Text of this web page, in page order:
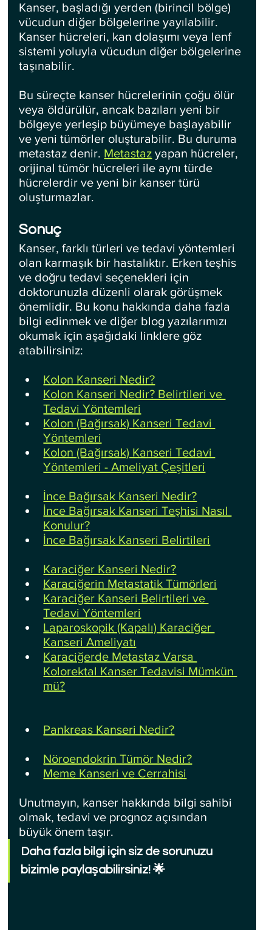
Kanser, başladığı yerden (birincil bölge)
vücudun diğer bölgelerine yayılabilir.
Kanser hücreleri, kan dolaşımı veya lenf
sistemi yoluyla vücudun diğer bölgelerine
taşınabilir.
Bu süreçte kanser hücrelerinin çoğu ölür
veya öldürülür, ancak bazıları yeni bir
bölgeye yerleşip büyümeye başlayabilir
ve yeni tümörler oluşturabilir. Bu duruma
metastaz denir. Metastaz yapan hücreler,
orijinal tümör hücreleri ile aynı türde
hücrelerdir ve yeni bir kanser türü
oluşturmazlar.
Sonuç
Kanser, farklı türleri ve tedavi yöntemleri
olan karmaşık bir hastalıktır. Erken teşhis
ve doğru tedavi seçenekleri için
doktorunuzla düzenli olarak görüşmek
önemlidir. Bu konu hakkında daha fazla
bilgi edinmek ve diğer blog yazılarımızı
okumak için aşağıdaki linklere göz
atabilirsiniz:
Kolon Kanseri Nedir?
Kolon Kanseri Nedir? Belirtileri ve
Tedavi Yöntemleri
Kolon (Bağırsak) Kanseri Tedavi
Yöntemleri
Kolon (Bağırsak) Kanseri Tedavi
Yöntemleri - Ameliyat Çeşitleri
İnce Bağırsak Kanseri Nedir?
İnce Bağırsak Kanseri Teşhisi Nasıl
Konulur?
İnce Bağırsak Kanseri Belirtileri
Karaciğer Kanseri Nedir?
Karaciğerin Metastatik Tümörleri
Karaciğer Kanseri Belirtileri ve
Tedavi Yöntemleri
Laparoskopik (Kapalı) Karaciğer
Kanseri Ameliyatı
Karaciğerde Metastaz Varsa
Kolorektal Kanser Tedavisi Mümkün
mü?
Pankreas Kanseri Nedir?
Nöroendokrin Tümör Nedir?
Meme Kanseri ve Cerrahisi
Unutmayın, kanser hakkında bilgi sahibi
olmak, tedavi ve prognoz açısından
büyük önem taşır.
Daha fazla bilgi için siz de sorunuzu
bizimle paylaşabilirsiniz! 🌟